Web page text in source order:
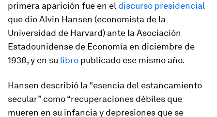
primera aparición fue en el discurso presidencial
que dio Alvin Hansen (economista de la
Universidad de Harvard) ante la Asociación
Estadounidense de Economía en diciembre de
1938, y en su libro publicado ese mismo año.
Hansen describió la “esencia del estancamiento
secular” como “recuperaciones débiles que
mueren en su infancia y depresiones que se